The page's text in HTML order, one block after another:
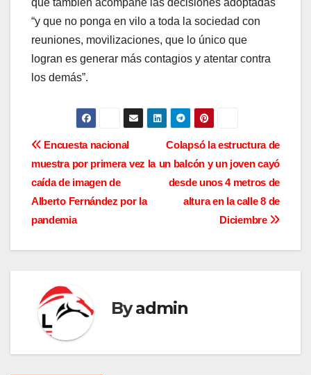
que también acompañe las decisiones adoptadas
“y que no ponga en vilo a toda la sociedad con
reuniones, movilizaciones, que lo único que
logran es generar más contagios y atentar contra
los demás”.
N
a
v
e
a
c
i
Colapsó la estructura de
un balcón y un joven cayó
desde unos 4 metros de
altura en la calle 8 de
Diciembre
Encuesta nacional
muestra por primera vez la
caída de imagen de
Alberto Fernández por la
pandemia
Byadmin